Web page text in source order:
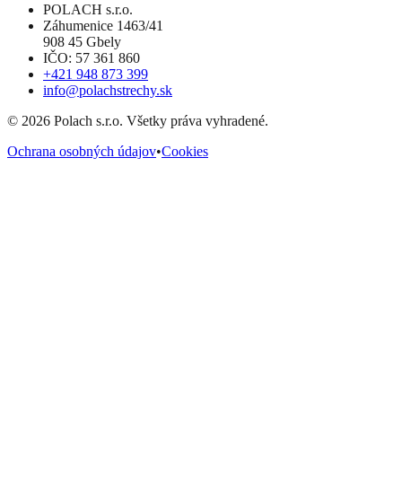
POLACH s.r.o.
Záhumenice 1463/41
908 45 Gbely
IČO: 57 361 860
+421 948 873 399
info@polachstrechy.sk
© 2026 Polach s.r.o. Všetky práva vyhradené.
Ochrana osobných údajov•Cookies